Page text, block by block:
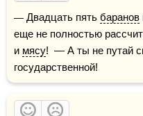
— Двадцать пять баранов
еще не полностью
и мясу!  — А ты не путай
государственной!